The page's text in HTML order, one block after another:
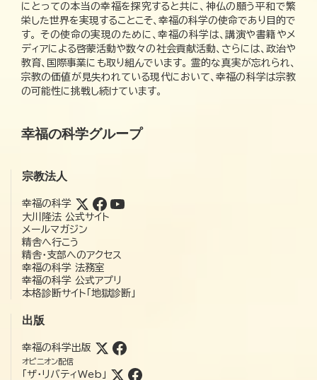
にとっての本当の幸福を探究すると共に、神仏の願う平和で繁
栄した世界を実現することこそ、幸福の科学の使命であり目的で
す。 その使命の実現のために、幸福の科学は、講演や書籍やメ
ディアによる啓蒙活動や数々の社会貢献活動、さらには、政治や
教育、国際事業にも取り組んでいます。 霊的な真実が忘れられ、
宗教の価値が見失われている現代において、幸福の科学は宗教
の可能性に挑戦し続けています。
幸福の科学グループ
宗教法人
幸福の科学
大川隆法 公式サイト
メールマガジン
精舎へ行こう
精舎・支部へのアクセス
幸福の科学 法務室
幸福の科学 公式アプリ
本格診断サイト「地獄診断」
出版
幸福の科学出版
オピニオン配信
「ザ・リバティWeb」